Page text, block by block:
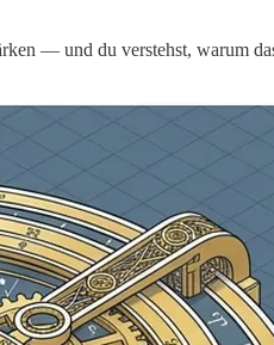
— und du verstehst, warum